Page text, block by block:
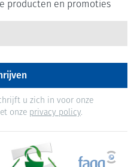
producten en promoties
u zich in voor onze
onze privacy policy.